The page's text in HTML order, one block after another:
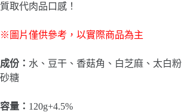
質取代肉品口感！
​※圖片僅供參考，以實際商品為主
​成份： 水、豆干、香菇角、白芝麻、太白粉
砂糖
容量： 120g+4.5%